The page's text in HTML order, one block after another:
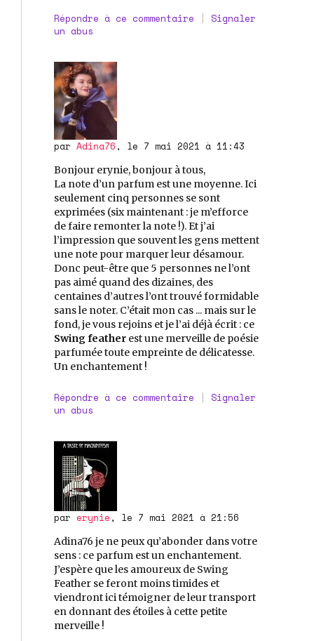
Répondre à ce commentaire | Signaler
un abus
par Adina76 , le 7 mai 2021 à 11:43
Bonjour erynie, bonjour à tous,
La note d’un parfum est une moyenne. Ici
seulement cinq personnes se sont
exprimées (six maintenant : je m’efforce
de faire remonter la note !). Et j’ai
l’impression que souvent les gens mettent
une note pour marquer leur désamour.
Donc peut-être que 5 personnes ne l’ont
pas aimé quand des dizaines, des
centaines d’autres l’ont trouvé formidable
sans le noter. C’était mon cas ... mais sur le
fond, je vous rejoins et je l’ai déjà écrit : ce
Swing feather est une merveille de poésie
parfumée toute empreinte de délicatesse.
Un enchantement !
Répondre à ce commentaire | Signaler
un abus
par erynie , le 7 mai 2021 à 21:56
Adina76 je ne peux qu’abonder dans votre
sens : ce parfum est un enchantement.
J’espère que les amoureux de Swing
Feather se feront moins timides et
viendront ici témoigner de leur transport
en donnant des étoiles à cette petite
merveille !